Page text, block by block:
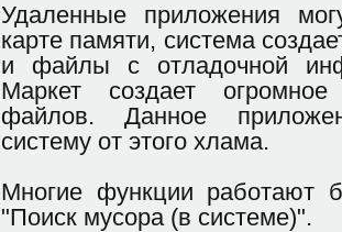
Удаленные приложения
карте памяти, система
и файлы с отладочной
Маркет создает
файлов. Данное
систему от этого хлама.
Многие функции работают
"Поиск мусора (в системе)".